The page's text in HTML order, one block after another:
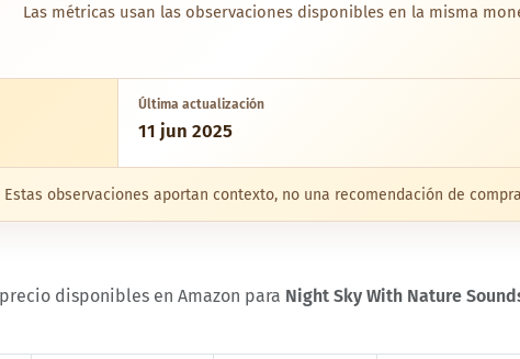
Las métricas usan las observaciones disponibles en la misma
Última actualización
11 jun 2025
observaciones aportan contexto, no una recomendación de
disponibles en Amazon para Night Sky With Nature